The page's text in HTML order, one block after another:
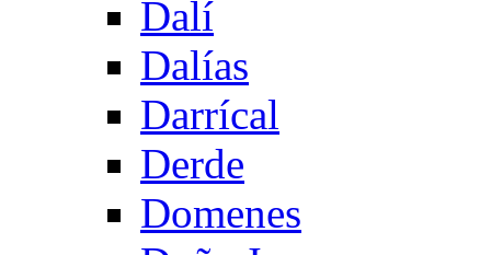
Dalí
Dalías
Darrícal
Derde
Domenes